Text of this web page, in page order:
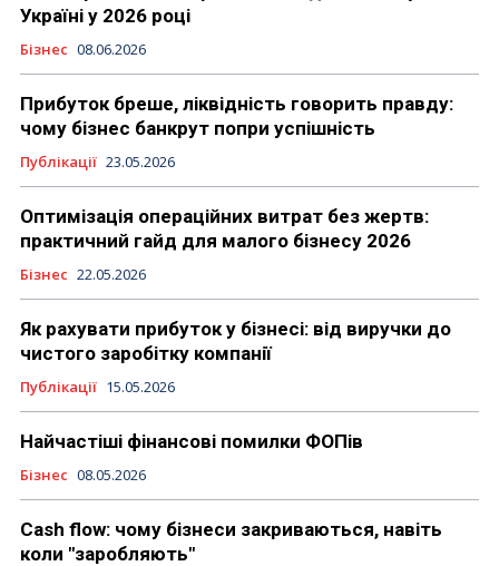
Україні у 2026 році
Бізнес 08.06.2026
Прибуток бреше, ліквідність говорить правду:
чому бізнес банкрут попри успішність
Публікації 23.05.2026
Оптимізація операційних витрат без жертв:
практичний гайд для малого бізнесу 2026
Бізнес 22.05.2026
Як рахувати прибуток у бізнесі: від виручки до
чистого заробітку компанії
Публікації 15.05.2026
Найчастіші фінансові помилки ФОПів
Бізнес 08.05.2026
Cash flow: чому бізнеси закриваються, навіть
коли "заробляють"